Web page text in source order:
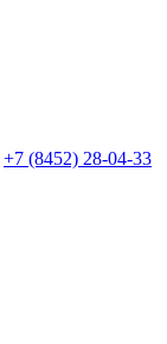
+7 (8452) 28-04-33